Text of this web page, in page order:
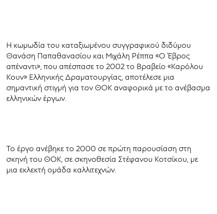
Η κωμωδία του καταξιωμένου συγγραφικού διδύμου
Θανάση Παπαθανασίου και Μιχάλη Ρέππα «Ο Έβρος
απέναντι», που απέσπασε το 2002 το Βραβείο «Καρόλου
Κουν» Ελληνικής Δραματουργίας, αποτέλεσε μια
σημαντική στιγμή για τον ΘΟΚ αναφορικά με το ανέβασμα
ελληνικών έργων.
Το έργο ανέβηκε το 2000 σε πρώτη παρουσίαση στη
σκηνή του ΘΟΚ, σε σκηνοθεσία Στέφανου Κοτσίκου, με
μια εκλεκτή ομάδα καλλιτεχνών.